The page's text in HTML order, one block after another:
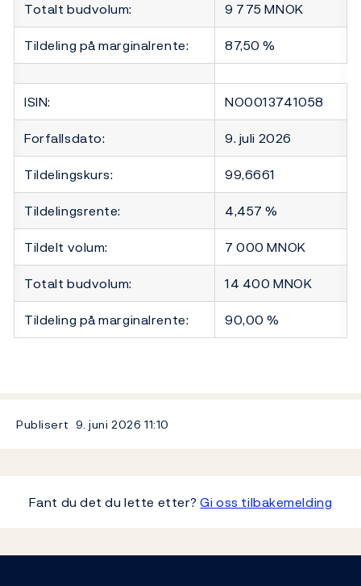
Totalt budvolum:
9 775 MNOK
Tildeling på marginalrente:
87,50 %
ISIN:
NO0013741058
Forfallsdato:
9. juli 2026
Tildelingskurs:
99,6661
Tildelingsrente:
4,457 %
Tildelt volum:
7 000 MNOK
Totalt budvolum:
14 400 MNOK
Tildeling på marginalrente:
90,00 %
Publisert 9. juni 2026 11:10
Fant du det du lette etter?Gi oss tilbakemelding